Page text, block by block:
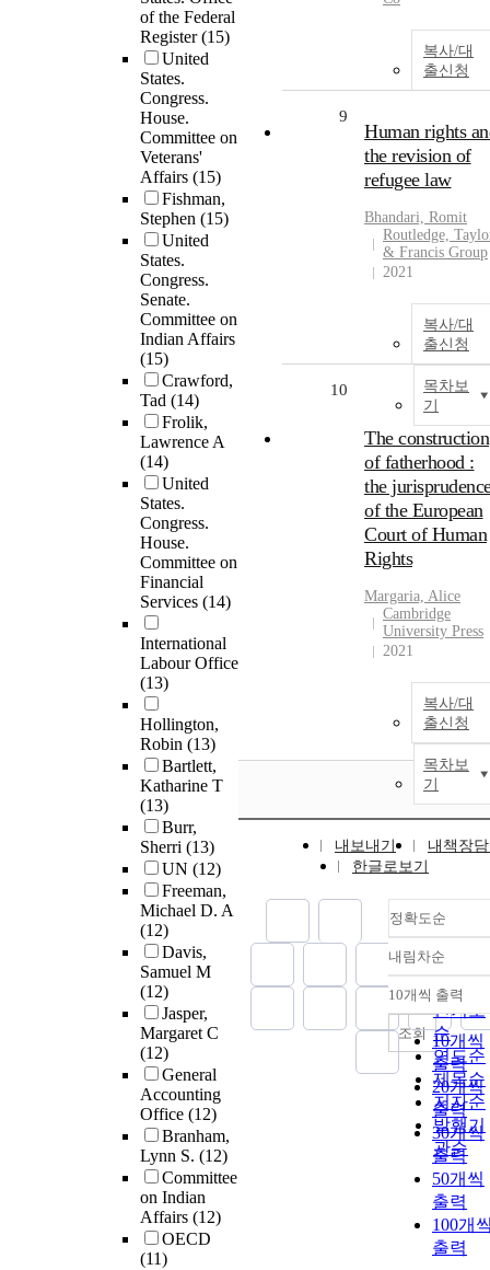
of the Federal
Register(15)
United
States.
Congress.
House.
Committee on
Veterans'
Affairs (15)
Fishman,
Stephen (15)
United
States.
Congress.
Senate.
Committee on
Indian Affairs
(15)
Crawford,
Tad (14)
Frolik,
Lawrence A
(14)
United
States.
Congress.
House.
Committee on
Financial
Services (14)
International
Labour Office
(13)
Hollington,
Robin (13)
Bartlett,
Katharine T
(13)
Burr,
Sherri (13)
UN (12)
Freeman,
Michael D. A
(12)
Davis,
Samuel M
(12)
Jasper,
Margaret C
(12)
General
Accounting
Office (12)
Branham,
Lynn S. (12)
Committee
on Indian
Affairs (12)
OECD
(11)
복사/대
출신청
9
Human rights
the revision of
refugee law
Bhandari, Romit
Routledge,
& Francis Group
2021
복사/대
출신청
목차보
기
10
The construction
of fatherhood :
the
of the European
Court of Human
Rights
Margaria, Alice
Cambridge
University Press
2021
복사/대
출신청
목차보
기
내보내기
내책장
한글로보기
정확도순
정확도
순
인기도
순
연도순
제목순
저자순
발행기
관순
내림차순
내림차
10개씩 출력
10개씩
출력
20개씩
출력
30개씩
출력
50개씩
출력
100개
출력
조회